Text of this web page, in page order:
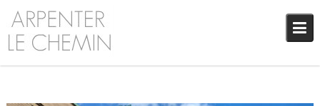
Skip
content